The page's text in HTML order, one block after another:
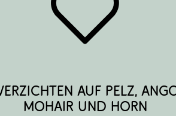
auf Pelz,
Mohair und Horn​